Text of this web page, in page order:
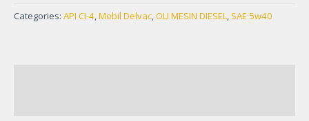
Categories: API CI-4,Mobil Delvac,OLI MESIN DIESEL, SAE 5w40